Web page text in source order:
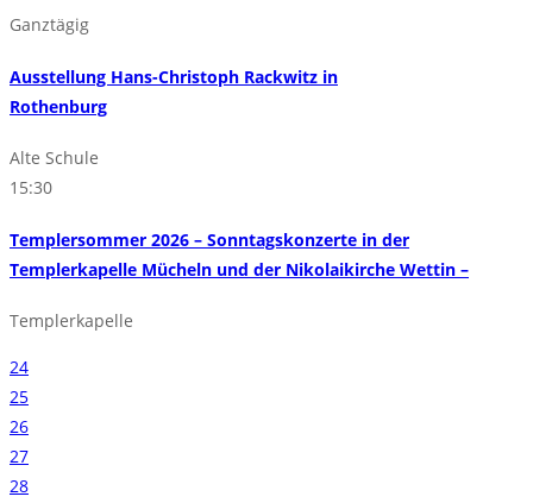
Ganztägig
Ausstellung Hans-Christoph Rackwitz in
Rothenburg
Alte Schule
15:30
Templersommer 2026 – Sonntagskonzerte in der
Templerkapelle Mücheln und der Nikolaikirche Wettin –
Templerkapelle
24
25
26
27
28